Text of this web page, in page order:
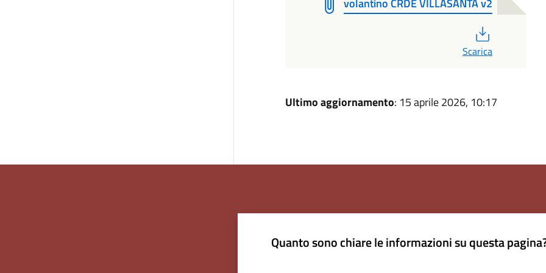
volantino CRDE VILLASANTA v2
Scarica
Ultimo aggiornamento: 15 aprile 2026, 10:17
Quanto sono chiare le informazioni su questa